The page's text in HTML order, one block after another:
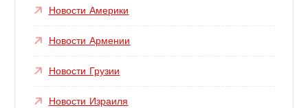
Новости Америки
Новости Армении
Новости Грузии
Новости Израиля